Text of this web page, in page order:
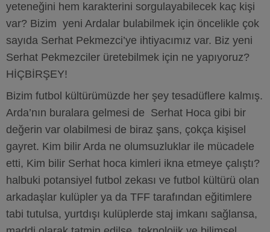
yeteneğini hem karakterini sorgulayabilecek kaç kişi
var? Bizim yeni Ardalar bulabilmek için öncelikle çok
sayıda Serhat Pekmezci’ye ihtiyacımız var. Biz yeni
Serhat Pekmezciler üretebilmek için ne yapıyoruz?
HİÇBİRŞEY!
Bizim futbol kültürümüzde her şey tesadüflere kalmış.
Arda’nın buralara gelmesi de Serhat Hoca gibi bir
değerin var olabilmesi de biraz şans, çokça kişisel
gayret. Kim bilir Arda ne olumsuzluklar ile mücadele
etti, Kim bilir Serhat hoca kimleri ikna etmeye çalıştı?
halbuki potansiyel futbol zekası ve futbol kültürü olan
arkadaşlar kulüpler ya da TFF tarafından eğitimlere
tabi tutulsa, yurtdışı kulüplerde staj imkanı sağlansa,